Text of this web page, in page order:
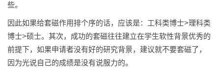
些。
因此如果给套磁作用排个序的话，应该是：工科类博士>理科类
博士>硕士。其次，成功的套磁往往建立在学生软性背景优秀的
前提下，如果申请者没有好的研究背景，建议就不要套磁了，
因为光说自己的成绩是没有说服力的。